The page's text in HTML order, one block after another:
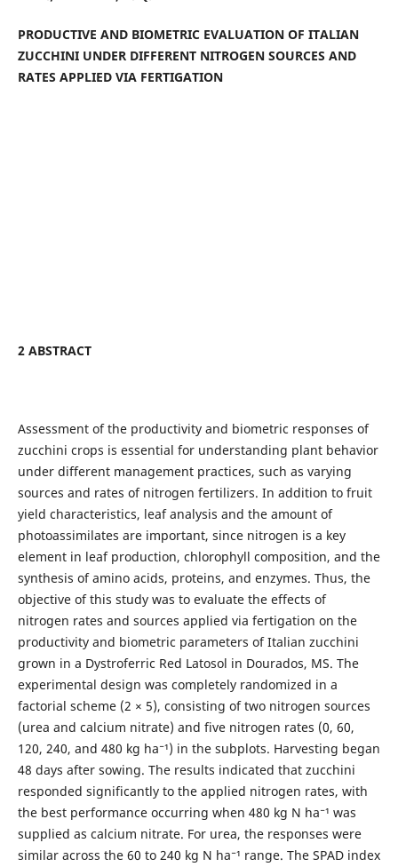
PRODUCTIVE AND BIOMETRIC EVALUATION OF ITALIAN
ZUCCHINI UNDER DIFFERENT NITROGEN SOURCES AND
RATES APPLIED VIA FERTIGATION
2 ABSTRACT
Assessment of the productivity and biometric responses of
zucchini crops is essential for understanding plant behavior
under different management practices, such as varying
sources and rates of nitrogen fertilizers. In addition to fruit
yield characteristics, leaf analysis and the amount of
photoassimilates are important, since nitrogen is a key
element in leaf production, chlorophyll composition, and the
synthesis of amino acids, proteins, and enzymes. Thus, the
objective of this study was to evaluate the effects of
nitrogen rates and sources applied via fertigation on the
productivity and biometric parameters of Italian zucchini
grown in a Dystroferric Red Latosol in Dourados, MS. The
experimental design was completely randomized in a
factorial scheme (2 × 5), consisting of two nitrogen sources
(urea and calcium nitrate) and five nitrogen rates (0, 60,
120, 240, and 480 kg ha⁻¹) in the subplots. Harvesting began
48 days after sowing. The results indicated that zucchini
responded significantly to the applied nitrogen rates, with
the best performance occurring when 480 kg N ha⁻¹ was
supplied as calcium nitrate. For urea, the responses were
similar across the 60 to 240 kg N ha⁻¹ range. The SPAD index